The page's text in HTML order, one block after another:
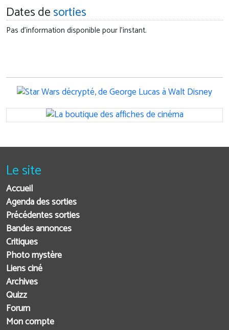
Dates desorties
Pas d'information disponible pour l'instant.
Le site
Accueil
Agenda des sorties
Précédentes sorties
Bandes annonces
Critiques
Photo mystère
Liens ciné
Archives
Quizz
Forum
Mon compte